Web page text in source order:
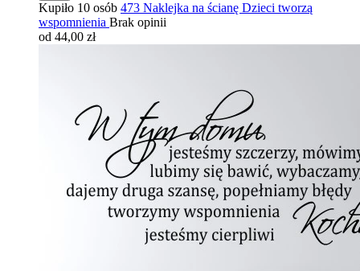
Kupiło 10 osób 473 Naklejka na ścianę Dzieci tworzą
wspomnienia Brak opinii
od 44,00 zł